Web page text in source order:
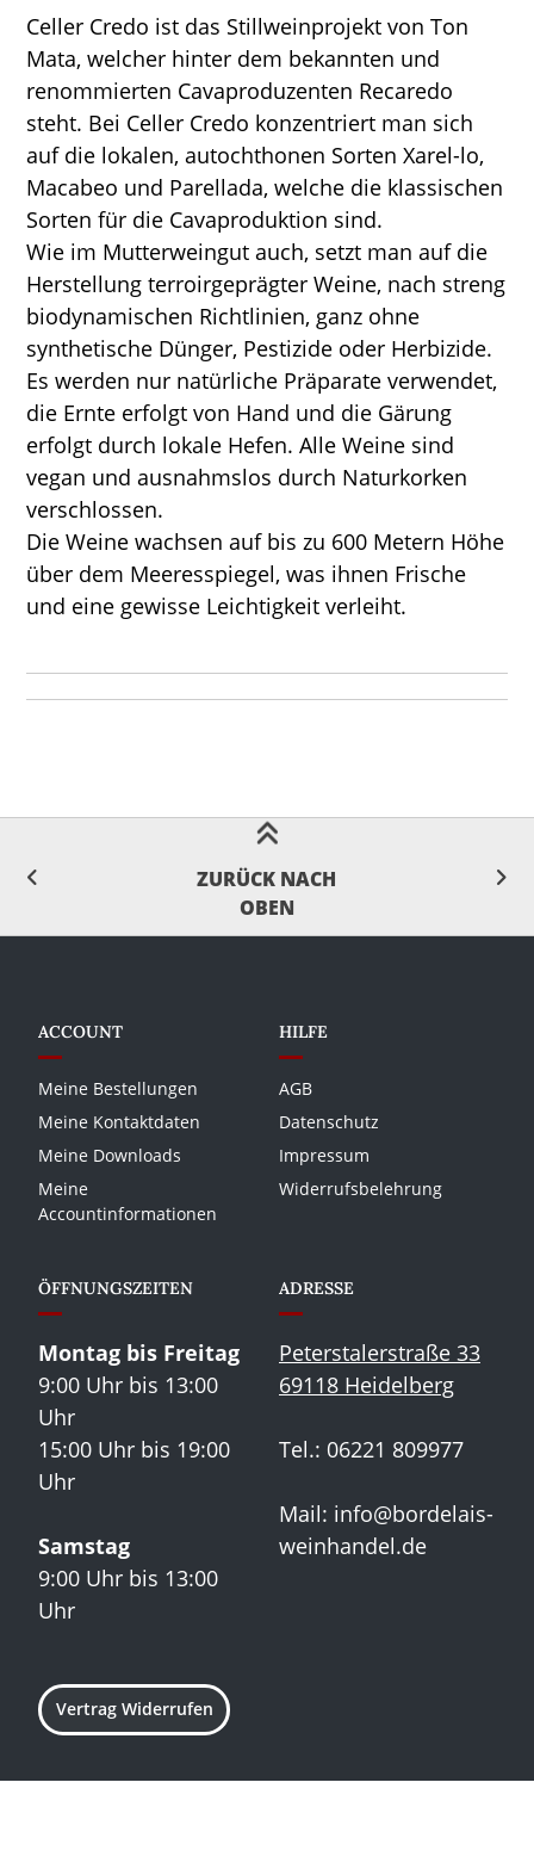
Celler Credo ist das Stillweinprojekt von Ton
Mata, welcher hinter dem bekannten und
renommierten Cavaproduzenten Recaredo
steht. Bei Celler Credo konzentriert man sich
auf die lokalen, autochthonen Sorten Xarel-lo,
Macabeo und Parellada, welche die klassischen
Sorten für die Cavaproduktion sind.
Wie im Mutterweingut auch, setzt man auf die
Herstellung terroirgeprägter Weine, nach streng
biodynamischen Richtlinien, ganz ohne
synthetische Dünger, Pestizide oder Herbizide.
Es werden nur natürliche Präparate verwendet,
die Ernte erfolgt von Hand und die Gärung
erfolgt durch lokale Hefen. Alle Weine sind
vegan und ausnahmslos durch Naturkorken
verschlossen.
Die Weine wachsen auf bis zu 600 Metern Höhe
über dem Meeresspiegel, was ihnen Frische
und eine gewisse Leichtigkeit verleiht.
ZURÜCK NACH
OBEN
ACCOUNT
Meine Bestellungen
Meine Kontaktdaten
Meine Downloads
Meine
Accountinformationen
HILFE
AGB
Datenschutz
Impressum
Widerrufsbelehrung
ÖFFNUNGSZEITEN
Montag bis Freitag
9:00 Uhr bis 13:00
Uhr
15:00 Uhr bis 19:00
Uhr
Samstag
9:00 Uhr bis 13:00
Uhr
ADRESSE
Peterstalerstraße 33
69118 Heidelberg
Tel.: 06221 809977
Mail: info@bordelais-
weinhandel.de
Vertrag Widerrufen